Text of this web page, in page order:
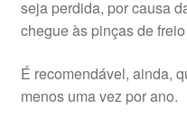
seja perdida, por causa
chegue às pinças de
É recomendável, ainda,
menos uma vez por ano.